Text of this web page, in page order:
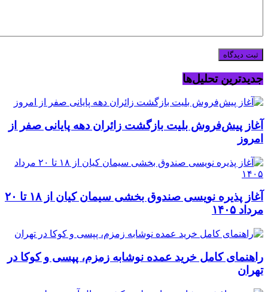
جدیدترین تحلیل‌ها
آغاز پیش‌فروش بلیت بازگشت زائران دهه پایانی صفر از
امروز
آغاز پذیره نویسی صندوق بخشی سیمان کیان از ۱۸ تا ۲۰
مرداد ۱۴۰۵
راهنمای کامل خرید عمده نوشابه زمزم، پپسی و کوکا در
تهران